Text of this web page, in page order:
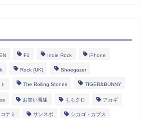
F1 Indie Rock iPhone
Rock (UK) Shoegazer
The Rolling Stones TIGER&BUNNY
お笑い番組 ももクロ アカギ
コナミ サンスポ シカゴ・カブス